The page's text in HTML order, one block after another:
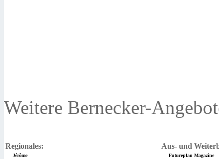
Weitere Bernecker-
Regionales: Aus- und
Jérôme
Futureplan Magazine